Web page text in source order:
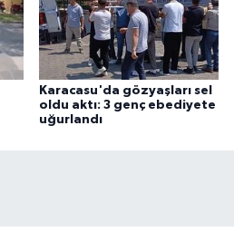
Karacasu'da gözyaşları sel
oldu aktı: 3 genç ebediyete
uğurlandı